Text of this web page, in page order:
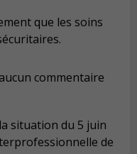
que les soins
commentaire
situation du 5 juin
de